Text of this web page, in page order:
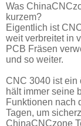
Was
kurzem?
Eigentlich ist
weit verbreitet in
PCB Fräsen
und so weiter.
CNC 3040 ist ein
hält immer seine
Funktionen nach
Tagen, um
ChinaCNCzone